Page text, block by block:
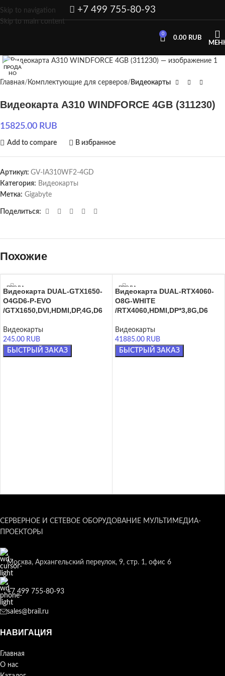
Skip to navigation
Skip to main content
+7 499 755-80-93
0
0.00 RUB
ПРОДА
НО
Главная Комплектующие для серверов Видеокарты
Видеокарта A310 WINDFORCE 4GB (311230)
15825.00 RUB
Add to compare В избранное
Артикул: GV-IA310WF2-4GD
Категория: Видеокарты
Метка: Gigabyte
Поделиться:
Похожие
ПРОДА
НО
Видеокарта DUAL-GTX1650-
O4GD6-P-EVO
/GTX1650,DVI,HDMI,DP,4G,D6
Видеокарты
245.00 RUB
БЫСТРЫЙ ЗАКАЗ
ПРОДА
НО
Видеокарта DUAL-RTX4060-
O8G-WHITE
/RTX4060,HDMI,DP*3,8G,D6
Видеокарты
41885.00 RUB
БЫСТРЫЙ ЗАКАЗ
СЕРВЕРНОЕ И СЕТЕВОЕ ОБОРУДОВАНИЕ МУЛЬТИМЕДИА-
ПРОЕКТОРЫ
Москва, Архангельский переулок, 9, стр. 1, офис 6
+7 499 755-80-93
sales@brail.ru
НАВИГАЦИЯ
Главная
О нас